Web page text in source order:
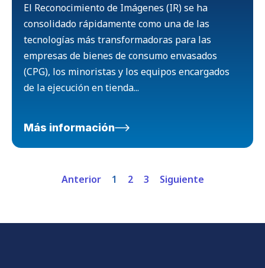
El Reconocimiento de Imágenes (IR) se ha
consolidado rápidamente como una de las
tecnologías más transformadoras para las
empresas de bienes de consumo envasados
(CPG), los minoristas y los equipos encargados
de la ejecución en tienda...
Más información
Anterior 1 2 3 Siguiente